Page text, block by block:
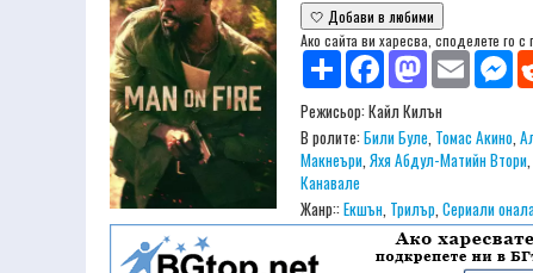
🤍 Добави в любими
Ако сайта ви харесва, споделете го
Share
FacebookMastodonEmail
Режисьор:Кайл Килън
В ролите:Били Буле, Томас Акино,
Макнеъри,Яхя Абдул-Матийн Втори,
Канавале
Жанр::Екшън, Трилър,Сериали